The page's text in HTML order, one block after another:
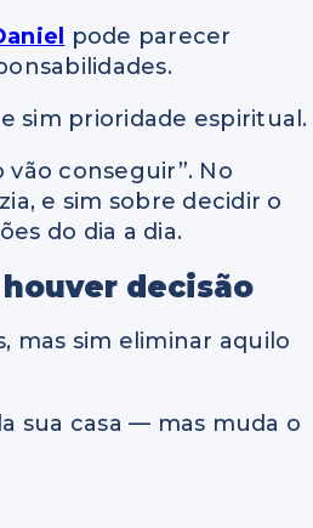
pode parecer
sim prioridade espiritual.
conseguir”. No
e sim sobre decidir o
do dia a dia.
decisão
mas sim eliminar aquilo
sua casa — mas muda o